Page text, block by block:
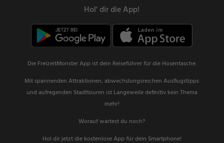
Hol' dir die App!
Die FreizeitMonster App ist dein Reiseführer für die Hosentasche.
Mit spannenden Attraktionen, abwechslungsreichen Ausflugstipps
und aufregenden Stadttouren ist Langeweile definitiv kein Thema
mehr!
Worauf wartest du noch?
Hol dir jetzt die kostenlose App für dein Smartphone!